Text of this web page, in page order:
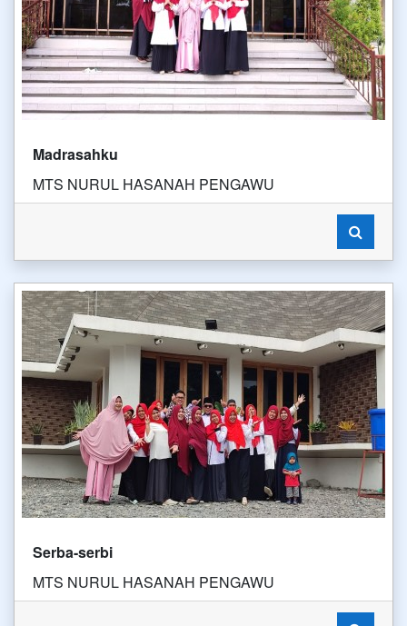
Madrasahku
MTS NURUL HASANAH PENGAWU
Serba-serbi
MTS NURUL HASANAH PENGAWU